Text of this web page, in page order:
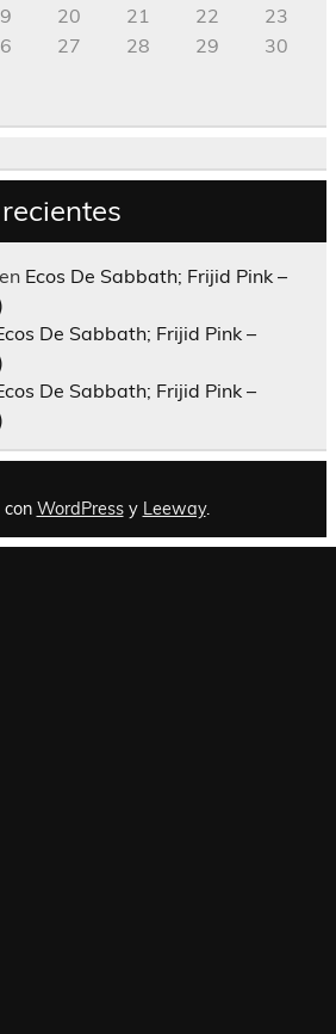
20 21 22
23
27 28 29
30
en Ecos De Sabbath; Frijid Pink –
De Sabbath; Frijid Pink –
De Sabbath; Frijid Pink –
con WordPressy Leeway.